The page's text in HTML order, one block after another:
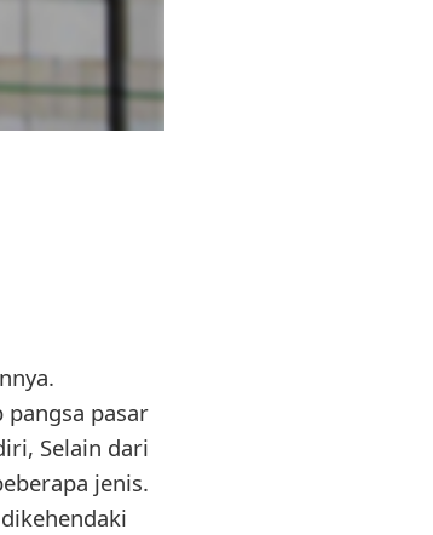
pasar
Selain dari
jenis.